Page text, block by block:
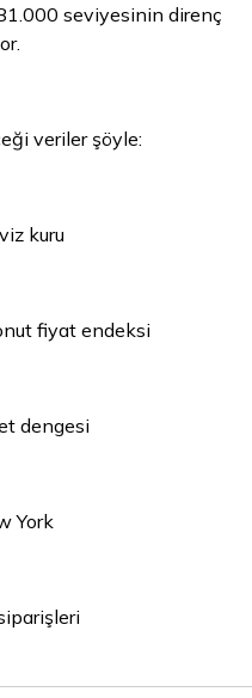
seviyesinin direnç
veriler şöyle:
kuru
fiyat endeksi
dengesi
York